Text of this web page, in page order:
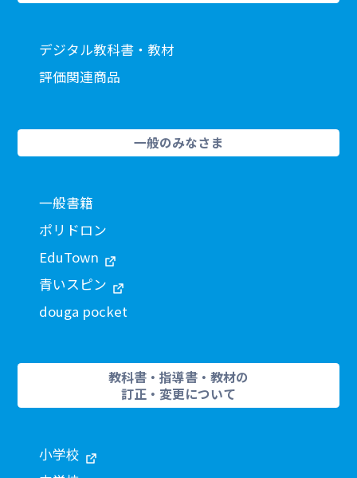
デジタル教科書・教材
評価関連商品
一般のみなさま
一般書籍
ポリドロン
EduTown
青いスピン
douga pocket
教科書・指導書・教材の
訂正・変更について
小学校